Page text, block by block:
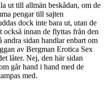
ut till allmän beskådan, om de
pengar till sajten
dock inte bara ut, utan de
också innan de flyttas från den
andra sidan handlar enbart om
av Bergman Erotica Sex
låter. Nej, den här sidan
går hand i hand med de
med.